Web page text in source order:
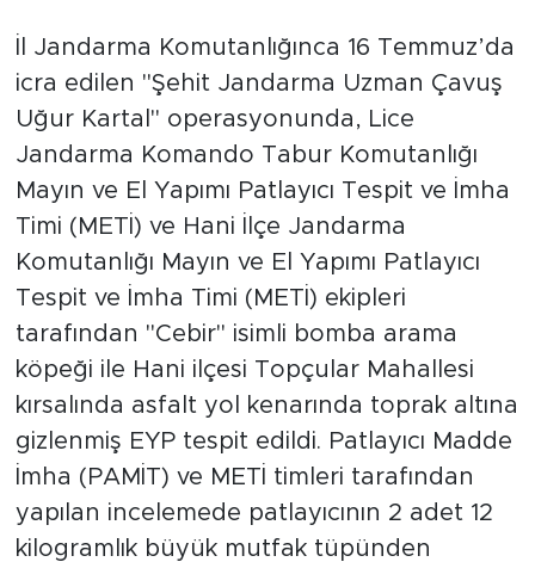
İl Jandarma Komutanlığınca 16 Temmuz’da
icra edilen "Şehit Jandarma Uzman Çavuş
Uğur Kartal" operasyonunda, Lice
Jandarma Komando Tabur Komutanlığı
Mayın ve El Yapımı Patlayıcı Tespit ve İmha
Timi (METİ) ve Hani İlçe Jandarma
Komutanlığı Mayın ve El Yapımı Patlayıcı
Tespit ve İmha Timi (METİ) ekipleri
tarafından "Cebir" isimli bomba arama
köpeği ile Hani ilçesi Topçular Mahallesi
kırsalında asfalt yol kenarında toprak altına
gizlenmiş EYP tespit edildi. Patlayıcı Madde
İmha (PAMİT) ve METİ timleri tarafından
yapılan incelemede patlayıcının 2 adet 12
kilogramlık büyük mutfak tüpünden